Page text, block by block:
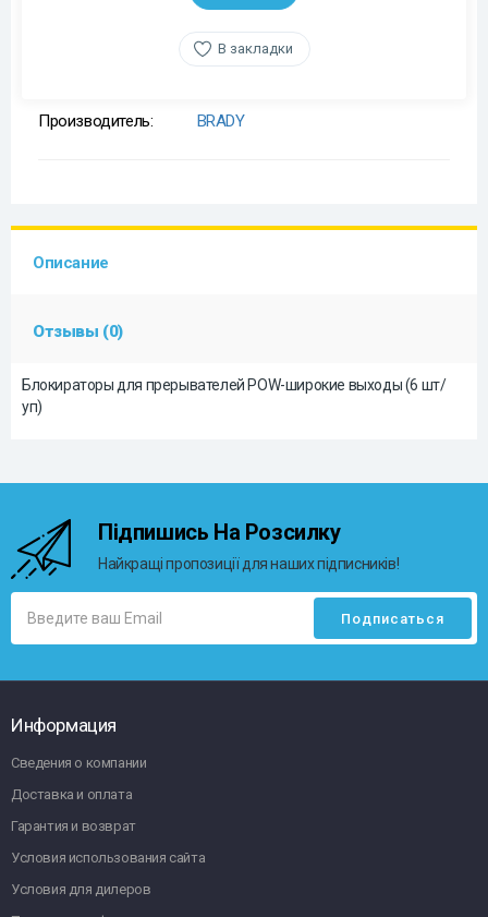
В закладки
Производитель: BRADY
Описание
Отзывы (0)
Блокираторы для прерывателей POW-широкие выходы (6 шт/
уп)
Підпишись На Розсилку
Найкращі пропозиції для наших підписників!
Информация
Сведения о компании
Доставка и оплата
Гарантия и возврат
Условия использования сайта
Условия для дилеров